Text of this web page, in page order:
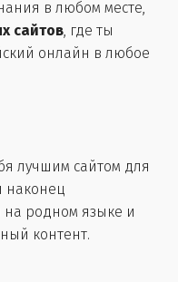
в любом месте,
сайтов, где ты
онлайн в любое
лучшим сайтом для
наконец
на родном языке и
контент.